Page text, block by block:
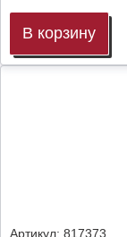
В корзину
Артикул: 817373